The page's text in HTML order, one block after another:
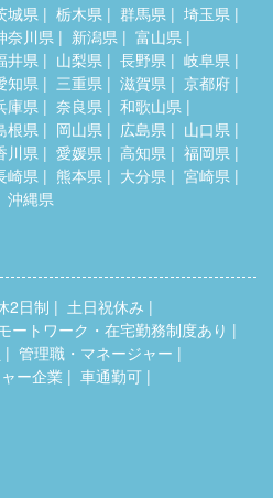
城県 栃木県 群馬県
埼玉県
奈川県 新潟県
富山県
井県 山梨県 長野県
岐阜県
知県 三重県 滋賀県
京都府
庫県 奈良県
和歌山県
根県 岡山県 広島県
山口県
川県 愛媛県 高知県
福岡県
崎県 熊本県 大分県
宮崎県
沖縄県
2日制
土日祝休み
ートワーク・在宅勤務制度あり
管理職・マネージャー
ー企業
車通勤可